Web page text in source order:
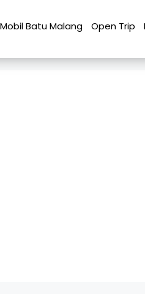
Batu Malang Open Trip